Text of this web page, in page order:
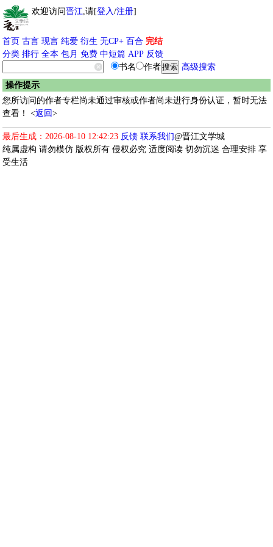
欢迎访问晋江,请[登入/注册]
首页 古言 现言 纯爱 衍生 无CP+ 百合 完结
分类 排行 全本 包月 免费 中短篇 APP 反馈
书名
作者
高级搜索
操作提示
您所访问的作者专栏尚未通过审核或作者尚未进行身份认证，暂时无法
查看！ <返回>
最后生成：2026-08-10 12:42:23 反馈 联系我们@晋江文学城
纯属虚构 请勿模仿 版权所有 侵权必究 适度阅读 切勿沉迷 合理安排 享
受生活